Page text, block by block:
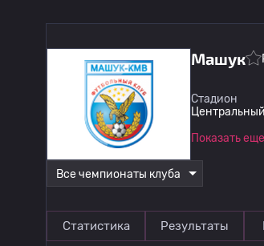
Машук
Стадион
Показать еще
Все чемпионаты клуба
Статистика Результаты